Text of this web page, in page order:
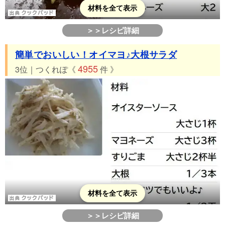
57位 つくれぽ986件 お弁当ハムカップ★マヨコーン・チーズ焼
き
58位 つくれぽ955件 【楽めし】大根とツナのやみつきサラダ
59位 つくれぽ950件 ツナと大葉と大根のサラダ
60位 つくれぽ927件 簡単♪ 玉ねぎと若布のおかかマヨ醤油和え
材料を全て表示
＞＞レシピ詳細
簡単でおいしい！オイマヨ♪大根サラダ
3位｜つくれぽ《 4955件 》
材料を全て表示
＞＞レシピ詳細